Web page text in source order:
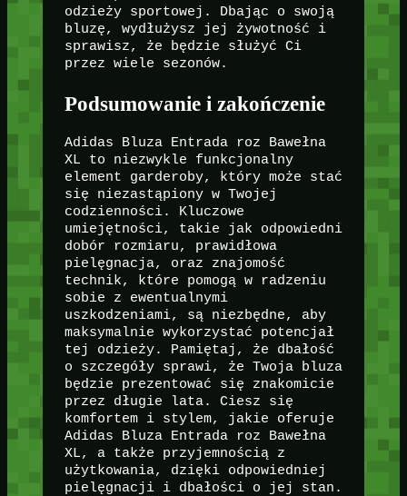
odzieży sportowej. Dbając o swoją
bluzę, wydłużysz jej żywotność i
sprawisz, że będzie służyć Ci
przez wiele sezonów.
Podsumowanie i zakończenie
Adidas Bluza Entrada roz Bawełna
XL to niezwykle funkcjonalny
element garderoby, który może stać
się niezastąpiony w Twojej
codzienności. Kluczowe
umiejętności, takie jak odpowiedni
dobór rozmiaru, prawidłowa
pielęgnacja, oraz znajomość
technik, które pomogą w radzeniu
sobie z ewentualnymi
uszkodzeniami, są niezbędne, aby
maksymalnie wykorzystać potencjał
tej odzieży. Pamiętaj, że dbałość
o szczegóły sprawi, że Twoja bluza
będzie prezentować się znakomicie
przez długie lata. Ciesz się
komfortem i stylem, jakie oferuje
Adidas Bluza Entrada roz Bawełna
XL, a także przyjemnością z
użytkowania, dzięki odpowiedniej
pielęgnacji i dbałości o jej stan.